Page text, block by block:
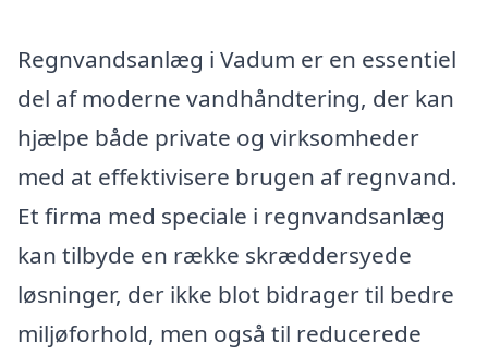
Regnvandsanlæg i Vadum er en essentiel
del af moderne vandhåndtering, der kan
hjælpe både private og virksomheder
med at effektivisere brugen af regnvand.
Et firma med speciale i regnvandsanlæg
kan tilbyde en række skræddersyede
løsninger, der ikke blot bidrager til bedre
miljøforhold, men også til reducerede